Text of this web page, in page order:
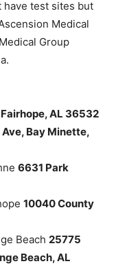
have test sites but
Medical
Group
AL 36532
Ave, Bay Minette,
6631 Park
10040 County
Beach 25775
Beach, AL